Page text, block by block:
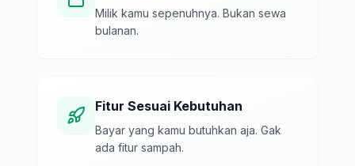
Milik kamu sepenuhnya. Bukan sewa
bulanan.
Fitur Sesuai Kebutuhan
Bayar yang kamu butuhkan aja. Gak
ada fitur sampah.